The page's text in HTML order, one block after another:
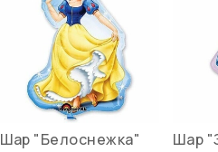
Шар "Белоснежка" Шар